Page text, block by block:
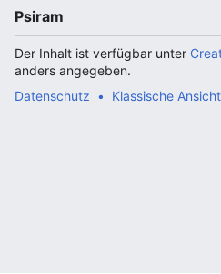
Psiram
Der Inhalt ist verfügbar unter
anders angegeben.
Datenschutz
Klassische Ansicht